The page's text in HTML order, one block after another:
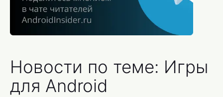
Новости по теме: Игры
для Android